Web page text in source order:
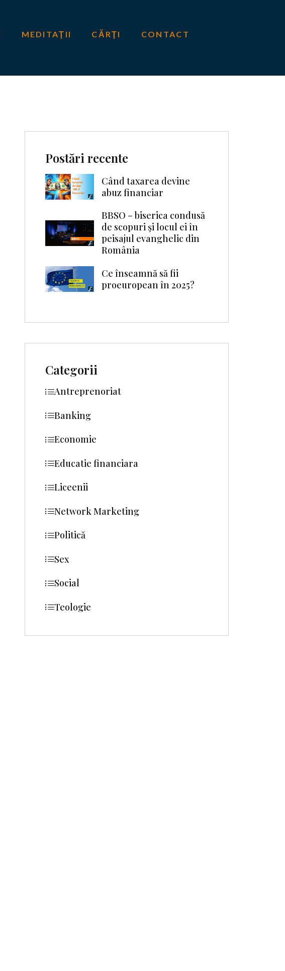
MEDITAŢII CĂRŢI CONTACT
Postări recente
Când taxarea devine
abuz financiar
BBSO – biserica condusă
de scopuri şi locul ei în
peisajul evanghelic din
România
Ce înseamnă să fii
proeuropean în 2025?
Categorii
Antreprenoriat
Banking
Economie
Educatie financiara
Liceenii
Network Marketing
Politică
Sex
Social
Teologie